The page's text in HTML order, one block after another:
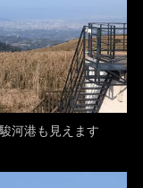
河港も見えます